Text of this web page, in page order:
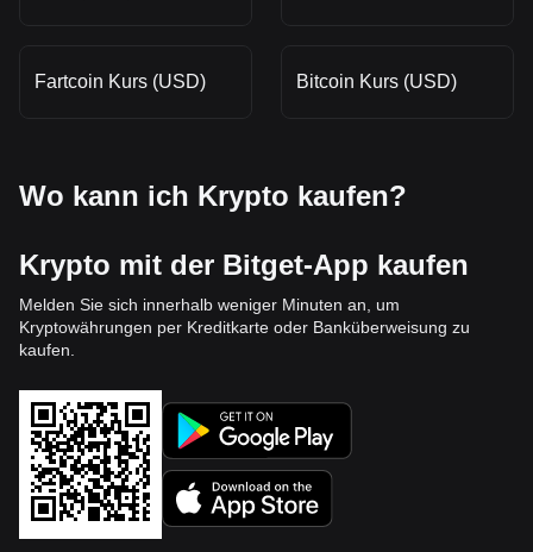
Fartcoin Kurs (USD) Bitcoin Kurs (USD)
Wo kann ich Krypto kaufen?
Krypto mit der Bitget-App kaufen
Melden Sie sich innerhalb weniger Minuten an, um
Kryptowährungen per Kreditkarte oder Banküberweisung zu
kaufen.